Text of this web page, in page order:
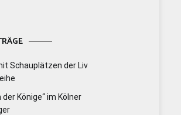
Schauplätzen der Liv
der Könige“ im Kölner